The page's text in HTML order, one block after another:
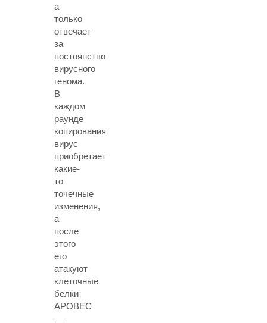
а
только
отвечает
за
постоянство
вирусного
генома.
В
каждом
раунде
копирования
вирус
приобретает
какие-
то
точечные
изменения,
а
после
этого
его
атакуют
клеточные
белки
APOBEC
—